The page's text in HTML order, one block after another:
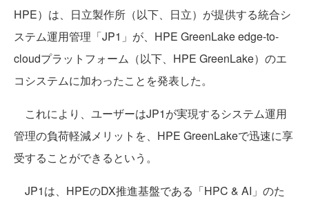
HPE）は、日立製作所（以下、日立）が提供する統合シ
ステム運用管理「JP1」が、HPE GreenLake edge-to-
cloudプラットフォーム（以下、HPE GreenLake）のエ
コシステムに加わったことを発表した。
これにより、ユーザーはJP1が実現するシステム運用
管理の負荷軽減メリットを、HPE GreenLakeで迅速に享
受することができるという。
JP1は、HPEのDX推進基盤である「HPC & AI」のた